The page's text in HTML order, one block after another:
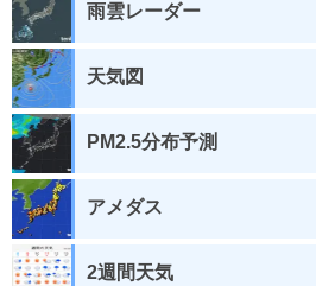
雨雲レーダー
天気図
PM2.5分布予測
アメダス
2週間天気